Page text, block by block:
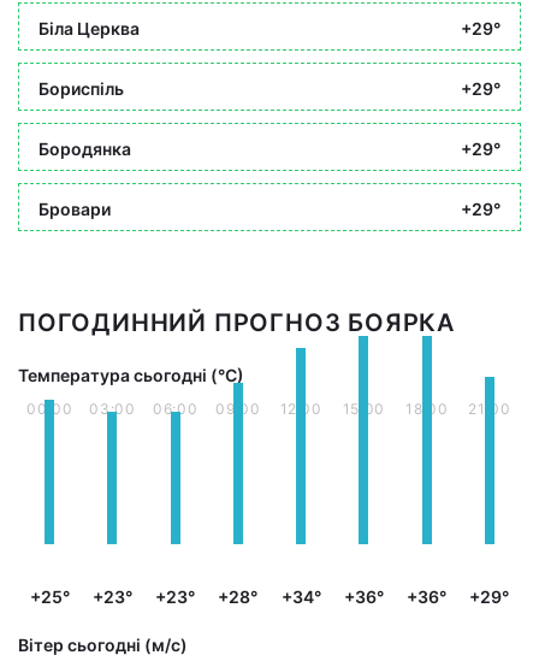
Біла Церква +29°
Бориспіль +29°
Бородянка +29°
Бровари +29°
ПОГОДИННИЙ ПРОГНОЗ БОЯРКА
Температура сьогодні (°С)
00:00
+25°
03:00
+23°
06:00
+23°
09:00
+28°
12:00
+34°
15:00
+36°
18:00
+36°
21:00
+29°
Вітер сьогодні (м/с)